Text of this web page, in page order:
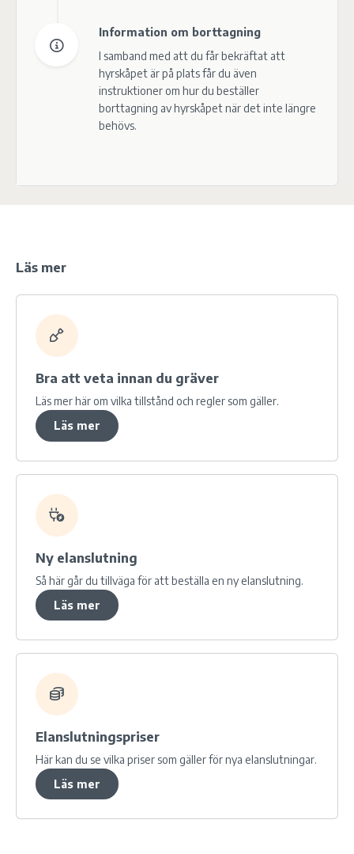
Information om borttagning
I samband med att du får bekräftat att
hyrskåpet är på plats får du även
instruktioner om hur du beställer
borttagning av hyrskåpet när det inte längre
behövs.
Läs mer
Bra att veta innan du gräver
Läs mer här om vilka tillstånd och regler som gäller.
Läs mer
Ny elanslutning
Så här går du tillväga för att beställa en ny elanslutning.
Läs mer
Elanslutningspriser
Här kan du se vilka priser som gäller för nya elanslutningar.
Läs mer